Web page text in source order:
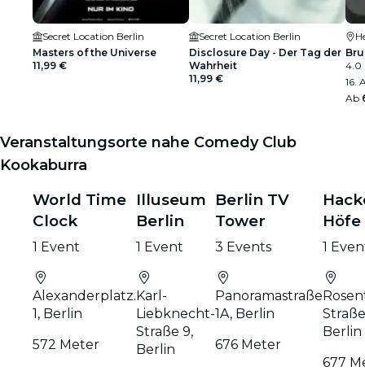
Secret Location Berlin
Masters of the Universe
11,99 €
Secret Location Berlin
Disclosure Day - Der Tag der
Wahrheit
11,99 €
4.0
16.
Ab
Veranstaltungsorte nahe Comedy Club
Kookaburra
World Time
Clock
1 Event
Alexanderplatz.
1, Berlin
572 Meter
Illuseum
Berlin
1 Event
Karl-
Liebknecht-
Straße 9,
Berlin
Berlin TV
Tower
3 Events
Panoramastraße
1A, Berlin
676 Meter
Höfe
1
Berlin
677